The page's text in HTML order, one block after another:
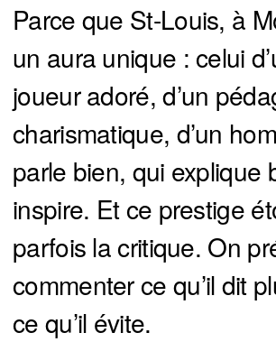
Parce que St-Louis, à
un aura unique : celui
joueur adoré, d’un
charismatique, d’un
parle bien, qui explique
inspire. Et ce prestige
parfois la critique. On
commenter ce qu’il dit
ce qu’il évite.